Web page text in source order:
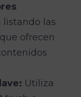
listando las
ofrecen
Utiliza